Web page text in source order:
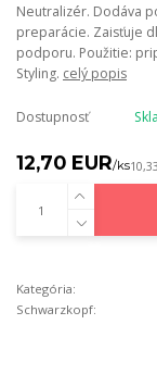
Neutralizér. Dodáva
preparácie. Zaisťuje
podporu. Použitie:
Styling. celý popis
Dostupnosť
12,70 EUR/ks
Kategória:
Schwarzkopf: